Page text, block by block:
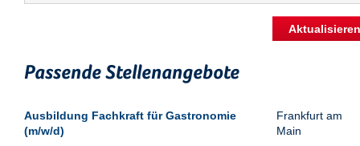
Hamburg
Heilbronn
Sonstiges
Passende Stellenangebote
Ausbildung Fachkraft für Gastronomie
(m/w/d)
Frankfurt am
Main